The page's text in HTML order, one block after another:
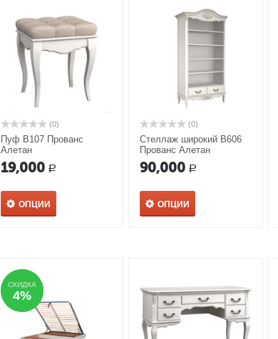
(0)
Пуф В107 Прованс
Алетан
19,000 Р
ОПЦИИ
(0)
Стеллаж широкий В606
Прованс Алетан
90,000 Р
ОПЦИИ
СКИДКА
4%
СКИДКА
4%